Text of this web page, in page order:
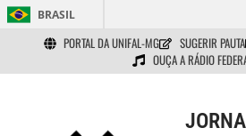
BRASIL
PORTAL DA UNIFAL-MG SUGERIR PAUTA
OUÇA A RÁDIO